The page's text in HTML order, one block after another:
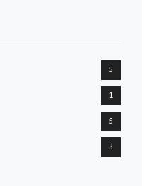
5
1
5
3